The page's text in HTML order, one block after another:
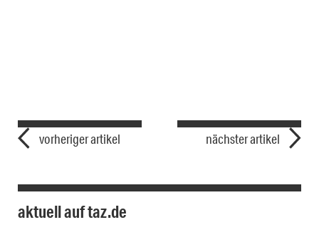
vorheriger artikel nächster artikel
aktuell auf taz.de